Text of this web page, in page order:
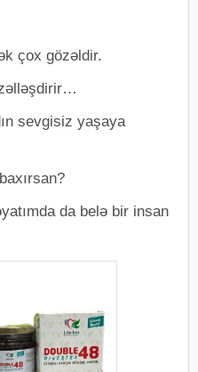
çox gözəldir.
sevgisiz yaşaya
da belə bir insan